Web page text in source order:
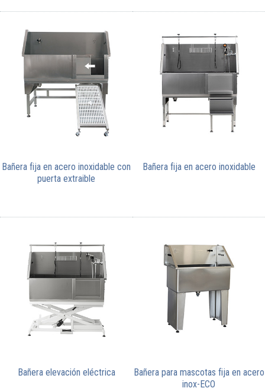
Bañera fija en acero inoxidable con
puerta extraible
Bañera fija en acero inoxidable
Bañera elevación eléctrica
Bañera para mascotas fija en acero
inox-ECO